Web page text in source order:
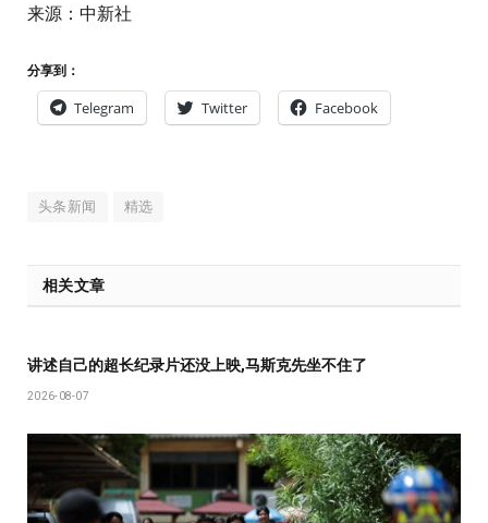
来源：中新社
分享到：
Telegram Twitter Facebook
头条新闻 精选
相关文章
讲述自己的超长纪录片还没上映,马斯克先坐不住了
2026-08-07